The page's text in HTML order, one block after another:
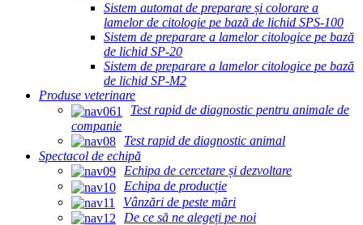
Sistem automat de preparare și colorare a
lamelor de citologie pe bază de lichid SPS-100
Sistem de preparare a lamelor citologice pe bază
de lichid SP-20
Sistem de preparare a lamelor citologice pe bază
de lichid SP-M2
Produse veterinare
Test rapid de diagnostic pentru animale de
companie
Test rapid de diagnostic animal
Spectacol de echipă
Echipa de cercetare și dezvoltare
Echipa de producție
Vânzări de peste mări
De ce să ne alegeți pe noi